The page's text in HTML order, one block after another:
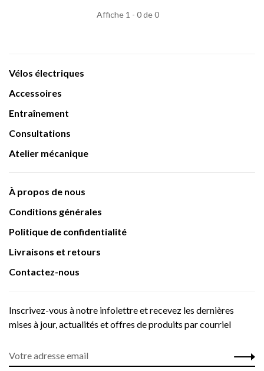
Affiche 1 - 0 de 0
Vélos électriques
Accessoires
Entraînement
Consultations
Atelier mécanique
À propos de nous
Conditions générales
Politique de confidentialité
Livraisons et retours
Contactez-nous
Inscrivez-vous à notre infolettre et recevez les dernières
mises à jour, actualités et offres de produits par courriel